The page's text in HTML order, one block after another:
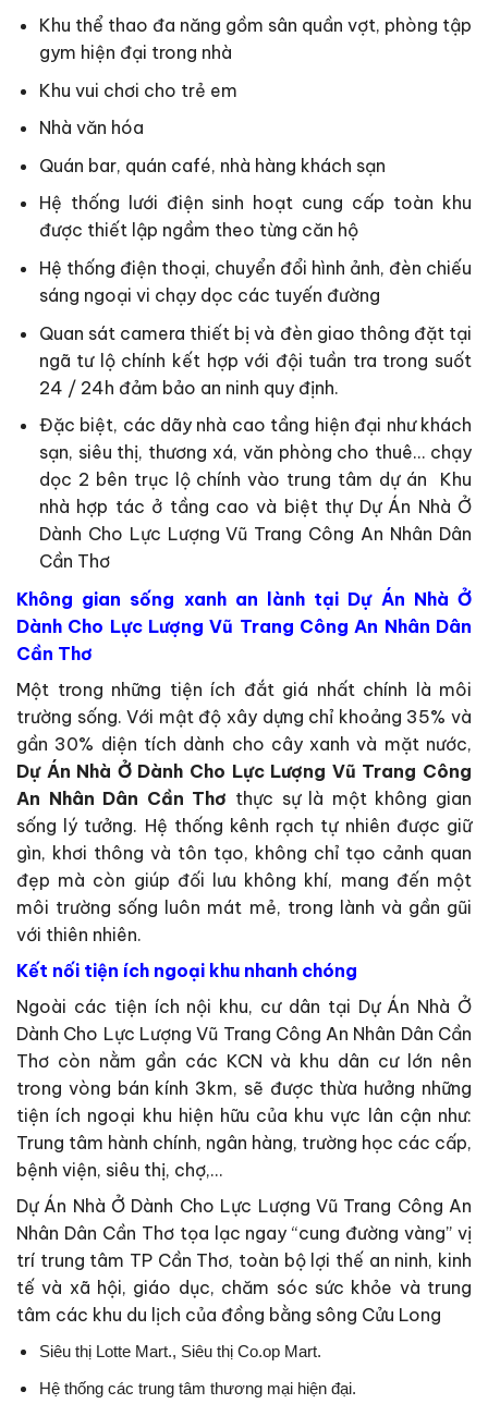
Khu thể thao đa năng gồm sân quần vợt, phòng tập
gym hiện đại trong nhà
Khu vui chơi cho trẻ em
Nhà văn hóa
Quán bar, quán café, nhà hàng khách sạn
Hệ thống lưới điện sinh hoạt cung cấp toàn khu
được thiết lập ngầm theo từng căn hộ
Hệ thống điện thoại, chuyển đổi hình ảnh, đèn chiếu
sáng ngoại vi chạy dọc các tuyến đường
Quan sát camera thiết bị và đèn giao thông đặt tại
ngã tư lộ chính kết hợp với đội tuần tra trong suốt
24 / 24h đảm bảo an ninh quy định.
Đặc biệt, các dãy nhà cao tầng hiện đại như khách
sạn, siêu thị, thương xá, văn phòng cho thuê… chạy
dọc 2 bên trục lộ chính vào trung tâm dự án Khu
nhà hợp tác ở tầng cao và biệt thự Dự Án Nhà Ở
Dành Cho Lực Lượng Vũ Trang Công An Nhân Dân
Cần Thơ
Không gian sống xanh an lành tại Dự Án Nhà Ở
Dành Cho Lực Lượng Vũ Trang Công An Nhân Dân
Cần Thơ
Một trong những tiện ích đắt giá nhất chính là môi
trường sống. Với mật độ xây dựng chỉ khoảng 35% và
gần 30% diện tích dành cho cây xanh và mặt nước,
Dự Án Nhà Ở Dành Cho Lực Lượng Vũ Trang Công
An Nhân Dân Cần Thơ thực sự là một không gian
sống lý tưởng. Hệ thống kênh rạch tự nhiên được giữ
gìn, khơi thông và tôn tạo, không chỉ tạo cảnh quan
đẹp mà còn giúp đối lưu không khí, mang đến một
môi trường sống luôn mát mẻ, trong lành và gần gũi
với thiên nhiên.
Kết nối tiện ích ngoại khu nhanh chóng
Ngoài các tiện ích nội khu, cư dân tại Dự Án Nhà Ở
Dành Cho Lực Lượng Vũ Trang Công An Nhân Dân Cần
Thơ còn nằm gần các KCN và khu dân cư lớn nên
trong vòng bán kính 3km, sẽ được thừa hưởng những
tiện ích ngoại khu hiện hữu của khu vực lân cận như:
Trung tâm hành chính, ngân hàng, trường học các cấp,
bệnh viện, siêu thị, chợ,…
Dự Án Nhà Ở Dành Cho Lực Lượng Vũ Trang Công An
Nhân Dân Cần Thơ tọa lạc ngay “cung đường vàng” vị
trí trung tâm TP Cần Thơ, toàn bộ lợi thế an ninh, kinh
tế và xã hội, giáo dục, chăm sóc sức khỏe và trung
tâm các khu du lịch của đồng bằng sông Cửu Long
Siêu thị Lotte Mart., Siêu thị Co.op Mart.
Hệ thống các trung tâm thương mại hiện đại.